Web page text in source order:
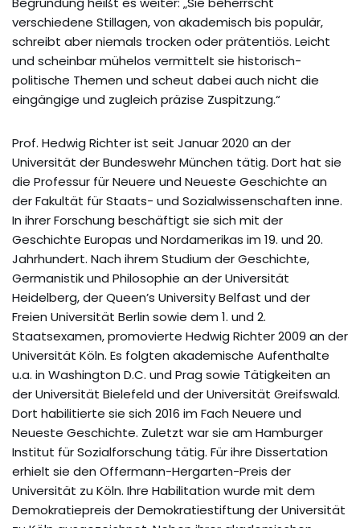
verschiedene Stillagen, von akademisch bis populär,
schreibt aber niemals trocken oder prätentiös. Leicht
und scheinbar mühelos vermittelt sie historisch-
politische Themen und scheut dabei auch nicht die
eingängige und zugleich präzise Zuspitzung.“
Prof. Hedwig Richter ist seit Januar 2020 an der
Universität der Bundeswehr München tätig. Dort hat sie
die Professur für Neuere und Neueste Geschichte an
der Fakultät für Staats- und Sozialwissenschaften inne.
In ihrer Forschung beschäftigt sie sich mit der
Geschichte Europas und Nordamerikas im 19. und 20.
Jahrhundert. Nach ihrem Studium der Geschichte,
Germanistik und Philosophie an der Universität
Heidelberg, der Queen’s University Belfast und der
Freien Universität Berlin sowie dem 1. und 2.
Staatsexamen, promovierte Hedwig Richter 2009 an der
Universität Köln. Es folgten akademische Aufenthalte
u.a. in Washington D.C. und Prag sowie Tätigkeiten an
der Universität Bielefeld und der Universität Greifswald.
Dort habilitierte sie sich 2016 im Fach Neuere und
Neueste Geschichte. Zuletzt war sie am Hamburger
Institut für Sozialforschung tätig. Für ihre Dissertation
erhielt sie den Offermann-Hergarten-Preis der
Universität zu Köln. Ihre Habilitation wurde mit dem
Demokratiepreis der Demokratiestiftung der Universität